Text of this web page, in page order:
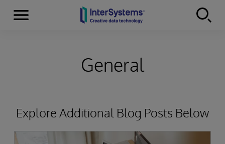
Skip to content
Menu
General
Explore Additional Blog Posts Below